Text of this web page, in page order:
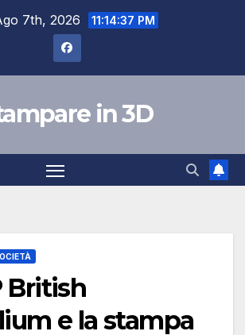
7th, 2026 11:14:38 PM
in 3D
British
e la stampa